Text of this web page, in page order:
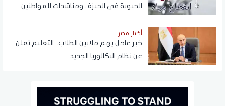
الحيوية في الجيزة.. ومناشدات للمواطنين
أخبار مصر
خبر عاجل يهم ملايين الطلاب.. التعليم تعلن
عن نظام البكالوريا الجديد